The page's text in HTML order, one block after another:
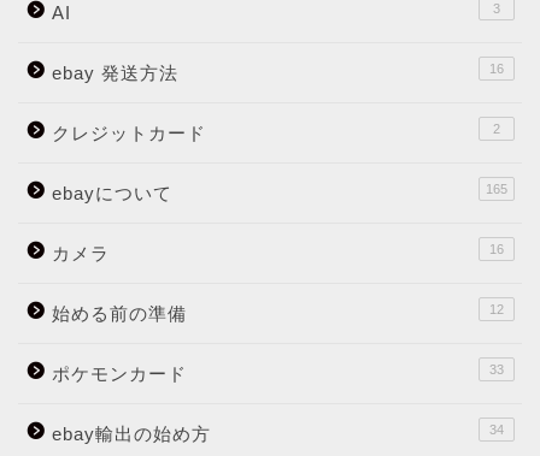
AI 3
ebay 発送方法 16
クレジットカード 2
ebayについて 165
カメラ 16
始める前の準備 12
ポケモンカード 33
ebay輸出の始め方 34